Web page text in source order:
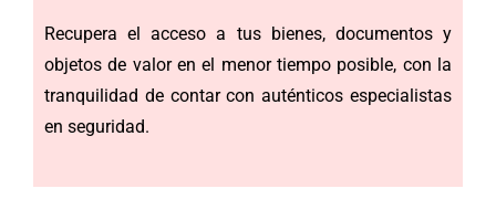
Recupera el acceso a tus bienes, documentos y
objetos de valor en el menor tiempo posible, con la
tranquilidad de contar con auténticos especialistas
en seguridad.